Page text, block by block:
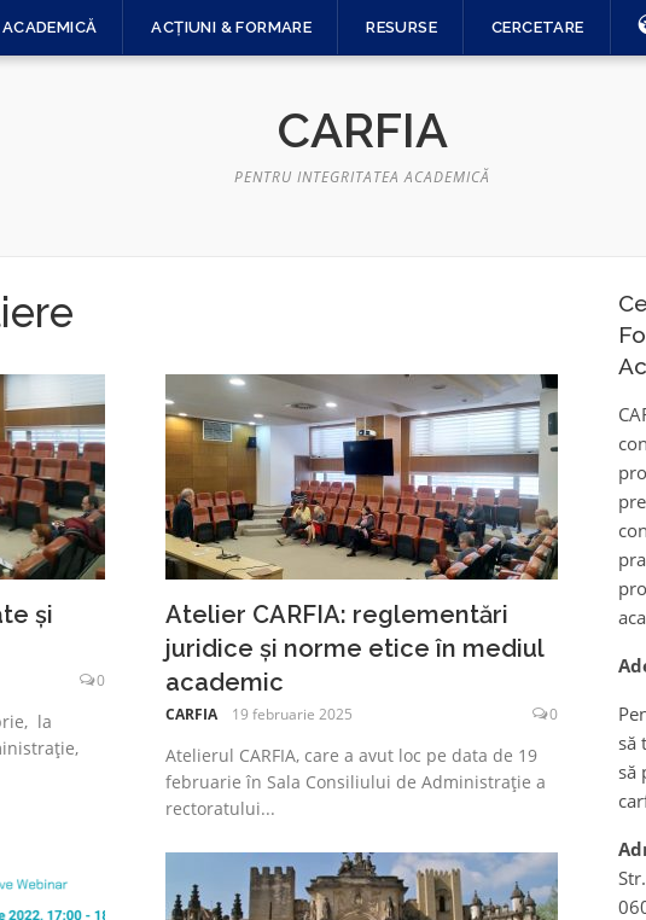
ACȚIUNI & FORMARE RESURSE CERCETARE
CARFIA
PENTRU INTEGRITATEA ACADEMICĂ
și
0
la
Atelier CARFIA: reglementări
juridice și norme etice în mediul
academic
CARFIA 19 februarie 2025 0
Atelierul CARFIA, care a avut loc pe data de 19
februarie în Sala Consiliului de Administrație a
rectoratului...
să
să